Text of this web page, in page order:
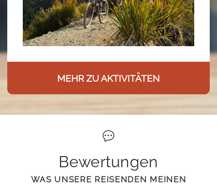
MEHR ZU AKTIVITÄTEN
Bewertungen
WAS UNSERE REISENDEN MEINEN